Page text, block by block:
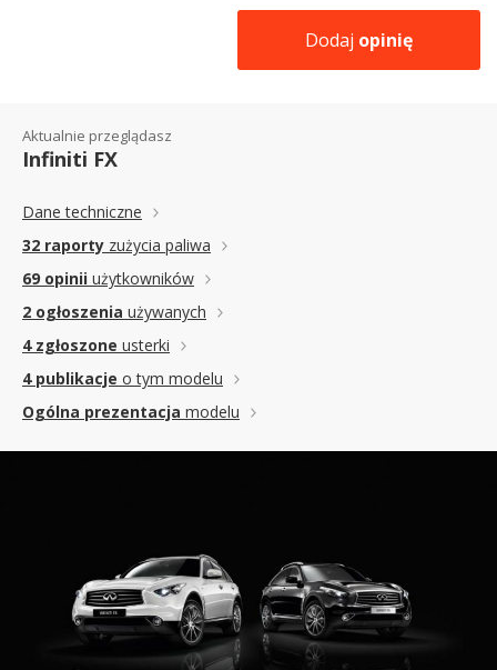
Dodaj opinię
Aktualnie przeglądasz
Infiniti FX
Dane techniczne
32 raporty zużycia paliwa
69 opinii użytkowników
2 ogłoszenia używanych
4 zgłoszone usterki
4 publikacje o tym modelu
Ogólna prezentacja modelu